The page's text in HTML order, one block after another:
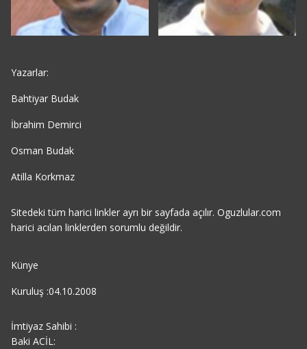
Yazarlar:
Bahtiyar Budak
İbrahim Demirci
Osman Budak
Atilla Korkmaz
Sitedeki tüm harici linkler ayrı bir sayfada açılır. Oguzlular.com
harici acılan linklerden sorumlu değildir.
Künye
Kuruluş :04.10.2008
İmtiyaz Sahibi :
Baki ACİL: